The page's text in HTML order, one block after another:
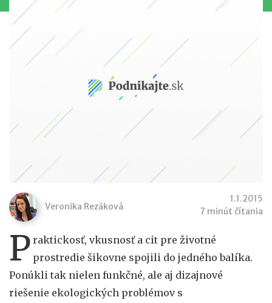
Veronika Rezáková
1.1.2015
7 minút čítania
P raktickosť, vkusnosť a cit pre životné
prostredie šikovne spojili do jedného balíka.
Ponúkli tak nielen funkčné, ale aj dizajnové
riešenie ekologických problémov s